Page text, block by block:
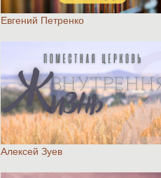
Евгений Петренко
Алексей Зуев